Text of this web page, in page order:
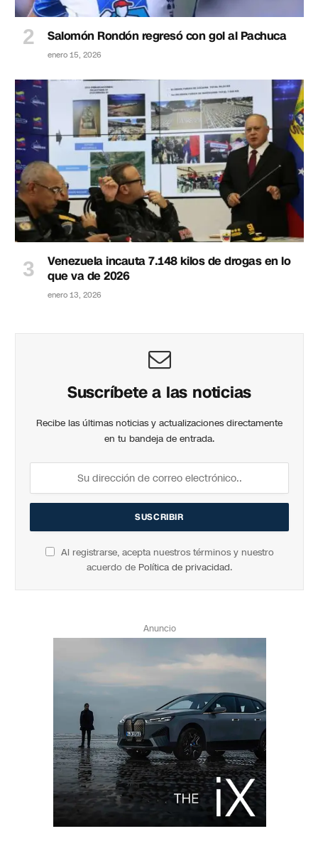
Salomón Rondón regresó con gol al Pachuca
enero 15, 2026
Venezuela incauta 7.148 kilos de drogas en lo
que va de 2026
enero 13, 2026
Suscríbete a las noticias
Recibe las últimas noticias y actualizaciones directamente
en tu bandeja de entrada.
Al registrarse, acepta nuestros términos y nuestro
acuerdo de Política de privacidad.
Anuncio